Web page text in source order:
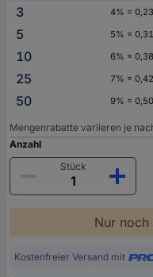
3
4% =
5
5% =
10
6% =
25
7% =
50
9% =
Mengenrabatte variieren je
Anzahl
Stück
Nur
Kostenfreier Versand mit